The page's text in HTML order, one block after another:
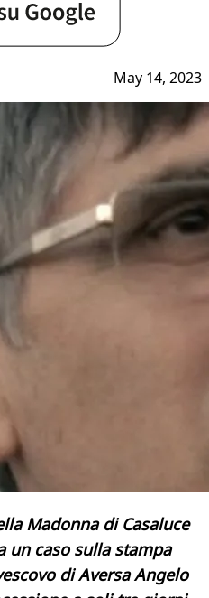
May 14, 2023
Madonna di Casaluce
un caso sulla stampa
di Aversa Angelo